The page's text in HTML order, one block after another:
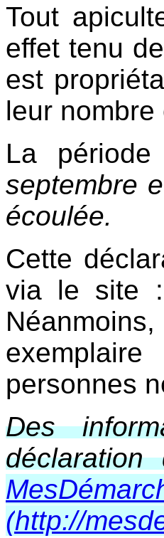
Tout
effet tenu
est
leur
La
septembre
écoulée.
Cette
via le site :
personnes
Des
(http://